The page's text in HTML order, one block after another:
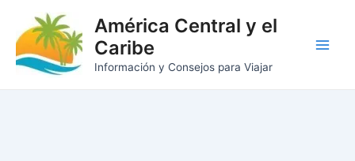
contenido
América Central y el
Caribe
Información y Consejos para Viajar